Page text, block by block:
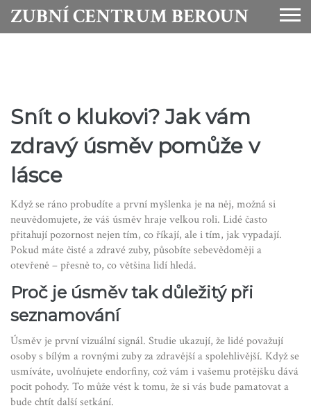
ZUBNÍ CENTRUM BEROUN
Snít o klukovi? Jak vám
zdravý úsměv pomůže v
lásce
Když se ráno probudíte a první myšlenka je na něj, možná si
neuvědomujete, že váš úsměv hraje velkou roli. Lidé často
přitahují pozornost nejen tím, co říkají, ale i tím, jak vypadají.
Pokud máte čisté a zdravé zuby, působíte sebevědoměji a
otevřeně – přesně to, co většina lidí hledá.
Proč je úsměv tak důležitý při
seznamování
Úsměv je první vizuální signál. Studie ukazují, že lidé považují
osoby s bílým a rovnými zuby za zdravější a spolehlivější. Když se
usmíváte, uvolňujete endorfiny, což vám i vašemu protějšku dává
pocit pohody. To může vést k tomu, že si vás bude pamatovat a
bude chtít další setkání.